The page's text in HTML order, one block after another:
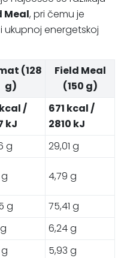
Meal, pri čemu je
ukupnoj energetskoj
(128
g)
Field Meal
(150 g)
/
kJ
671 kcal /
2810 kJ
g
29,01 g
4,79 g
g
75,41 g
6,24 g
5,93 g